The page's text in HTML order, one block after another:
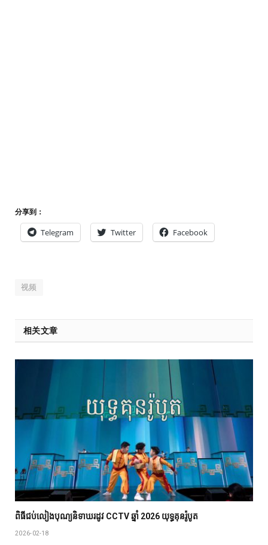
分享到：
Telegram Twitter Facebook
视频
相关文章
ពិធីជប់លៀង​បុណ្យ​និទាឃរដូវ CCTV ឆ្នាំ 2026 យុទ្ធគុនរ៉ូបូត
2026-02-18